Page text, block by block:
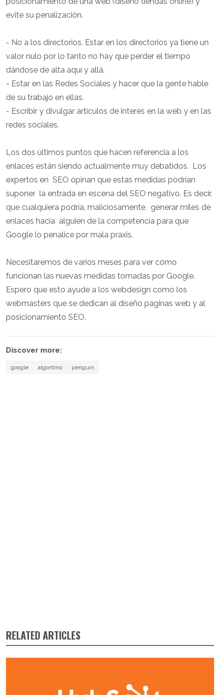
evite su penalización.
- No a los directorios. Estar en los directorios ya tiene un
valor nulo por lo tanto no hay que perder el tiempo
dándose de alta aquí y allá.
- Estar en las Redes Sociales y hacer que la gente hable
de su trabajo en ellas.
- Escribir y divulgar artículos de interés en la web y en las
redes sociales.
Los dos últimos puntos que hacen referencia a los
enlaces están siendo actualmente muy debatidos. Los
expertos en SEO opinan que estas medidas podrían
suponer la entrada en escena del SEO negativo. Es decir,
que cualquiera podría, maliciosamente, generar miles de
enlaces hacia alguien de la competencia para que
Google lo penalice por mala praxis.
Necesitaremos de varios meses para ver cómo
funcionan las nuevas medidas tomadas por Google.
Espero que esto ayude a los webdesign como los
webmasters que se dedican al diseño paginas web y al
posicionamiento SEO.
Discover more:
google algoritmo penguin
RELATED ARTICLES